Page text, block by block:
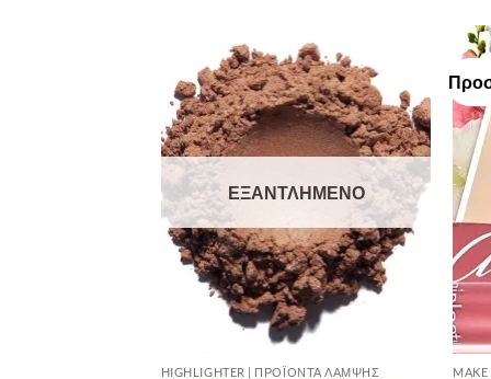
Add to
Wishlist
ΕΞΑΝΤΛΗΜΈΝΟ
HIGHLIGHTER | ΠΡΟΪΌΝΤΑ ΛΆΜΨΗΣ